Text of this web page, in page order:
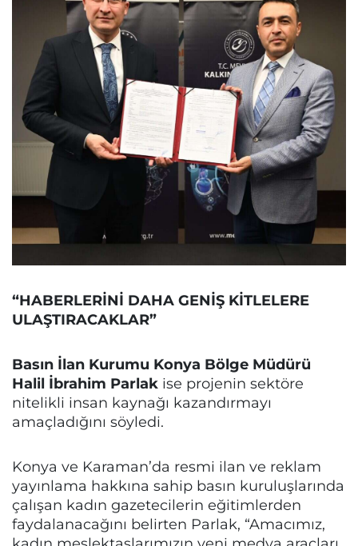
“HABERLERİNİ DAHA GENİŞ KİTLELERE
ULAŞTIRACAKLAR”
Basın İlan Kurumu Konya Bölge Müdürü
Halil İbrahim Parlak ise projenin sektöre
nitelikli insan kaynağı kazandırmayı
amaçladığını söyledi.
Konya ve Karaman’da resmi ilan ve reklam
yayınlama hakkına sahip basın kuruluşlarında
çalışan kadın gazetecilerin eğitimlerden
faydalanacağını belirten Parlak, “Amacımız,